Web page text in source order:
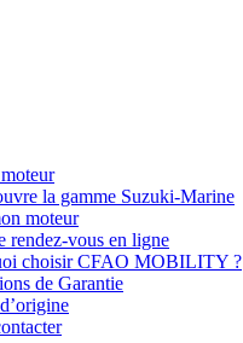
la gamme Suzuki-Marine
moteur
rendez-vous en ligne
choisir CFAO MOBILITY ?
de Garantie